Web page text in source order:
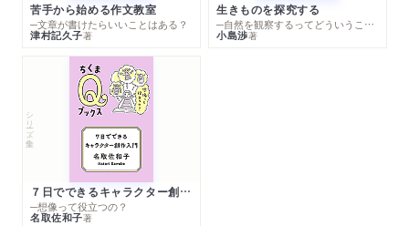
苦手から始める作文教室
─文章が書けたらいいことはある？
津村記久子著
生きものを探究する
─自然を観察するってどういうこと？
小島渉著
シリーズ・全集
７日でできるキャラクター創作入門
─想像って役立つの？
名取佐和子著